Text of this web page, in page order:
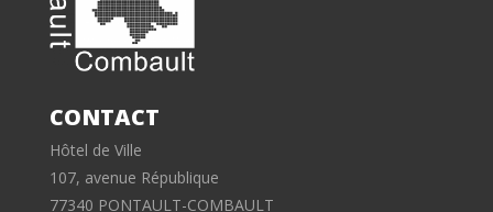
CONTACT
Hôtel de Ville
107, avenue République
77340 PONTAULT-COMBAULT